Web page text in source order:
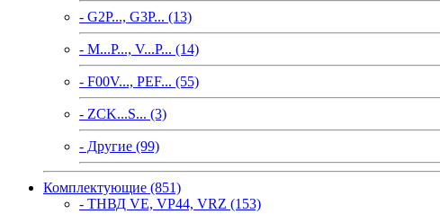
- G2P..., G3P... (13)
- M...P..., V...P... (14)
- F00V..., PEF... (55)
- ZCK...S... (3)
- Другие (99)
Комплектующие (851)
- ТНВД VE, VP44, VRZ (153)